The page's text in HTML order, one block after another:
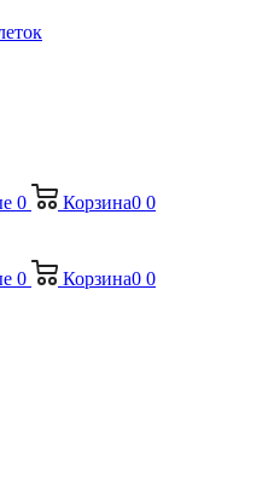
0 Корзина0 0
0 Корзина0 0